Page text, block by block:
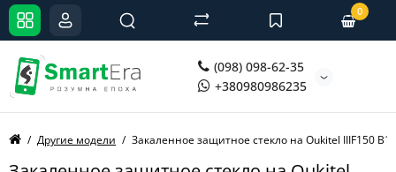
(098) 098-62-35
+380980986235
0
Другие модели Закаленное защитное стекло на Oukitel IIIF150